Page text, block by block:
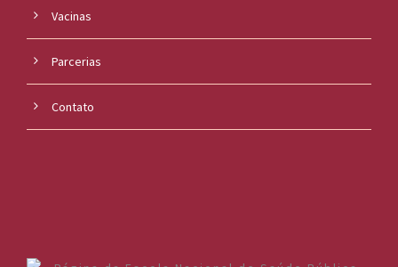
Vacinas
Parcerias
Contato